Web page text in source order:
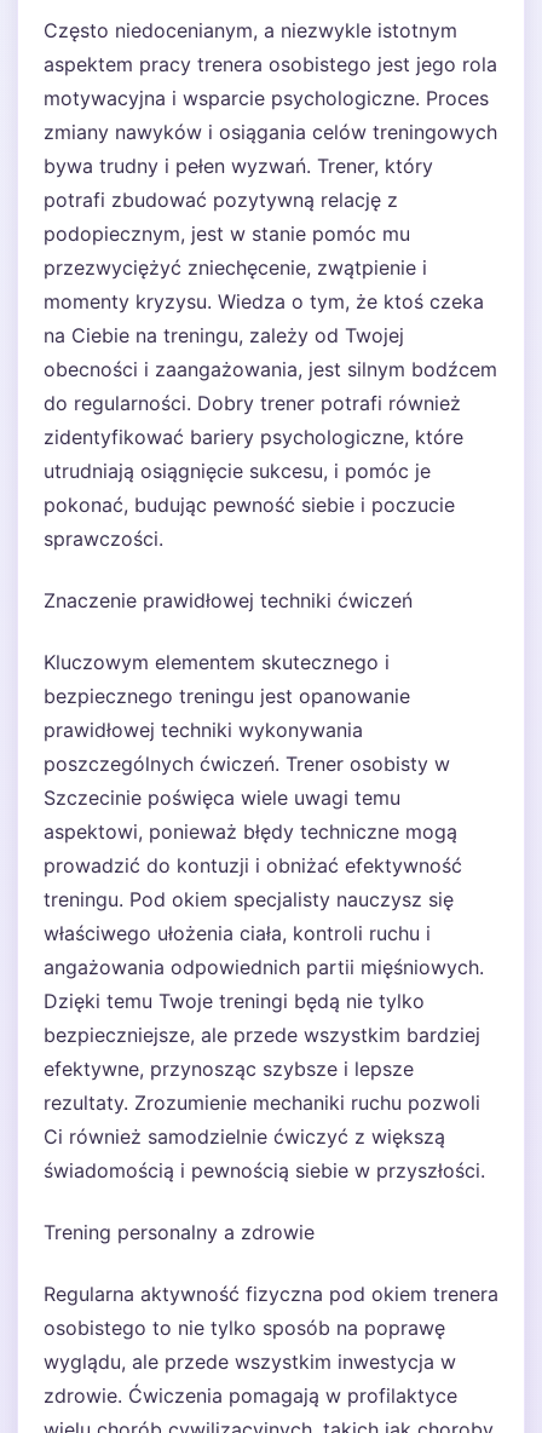
Często niedocenianym, a niezwykle istotnym
aspektem pracy trenera osobistego jest jego rola
motywacyjna i wsparcie psychologiczne. Proces
zmiany nawyków i osiągania celów treningowych
bywa trudny i pełen wyzwań. Trener, który
potrafi zbudować pozytywną relację z
podopiecznym, jest w stanie pomóc mu
przezwyciężyć zniechęcenie, zwątpienie i
momenty kryzysu. Wiedza o tym, że ktoś czeka
na Ciebie na treningu, zależy od Twojej
obecności i zaangażowania, jest silnym bodźcem
do regularności. Dobry trener potrafi również
zidentyfikować bariery psychologiczne, które
utrudniają osiągnięcie sukcesu, i pomóc je
pokonać, budując pewność siebie i poczucie
sprawczości.
Znaczenie prawidłowej techniki ćwiczeń
Kluczowym elementem skutecznego i
bezpiecznego treningu jest opanowanie
prawidłowej techniki wykonywania
poszczególnych ćwiczeń. Trener osobisty w
Szczecinie poświęca wiele uwagi temu
aspektowi, ponieważ błędy techniczne mogą
prowadzić do kontuzji i obniżać efektywność
treningu. Pod okiem specjalisty nauczysz się
właściwego ułożenia ciała, kontroli ruchu i
angażowania odpowiednich partii mięśniowych.
Dzięki temu Twoje treningi będą nie tylko
bezpieczniejsze, ale przede wszystkim bardziej
efektywne, przynosząc szybsze i lepsze
rezultaty. Zrozumienie mechaniki ruchu pozwoli
Ci również samodzielnie ćwiczyć z większą
świadomością i pewnością siebie w przyszłości.
Trening personalny a zdrowie
Regularna aktywność fizyczna pod okiem trenera
osobistego to nie tylko sposób na poprawę
wyglądu, ale przede wszystkim inwestycja w
zdrowie. Ćwiczenia pomagają w profilaktyce